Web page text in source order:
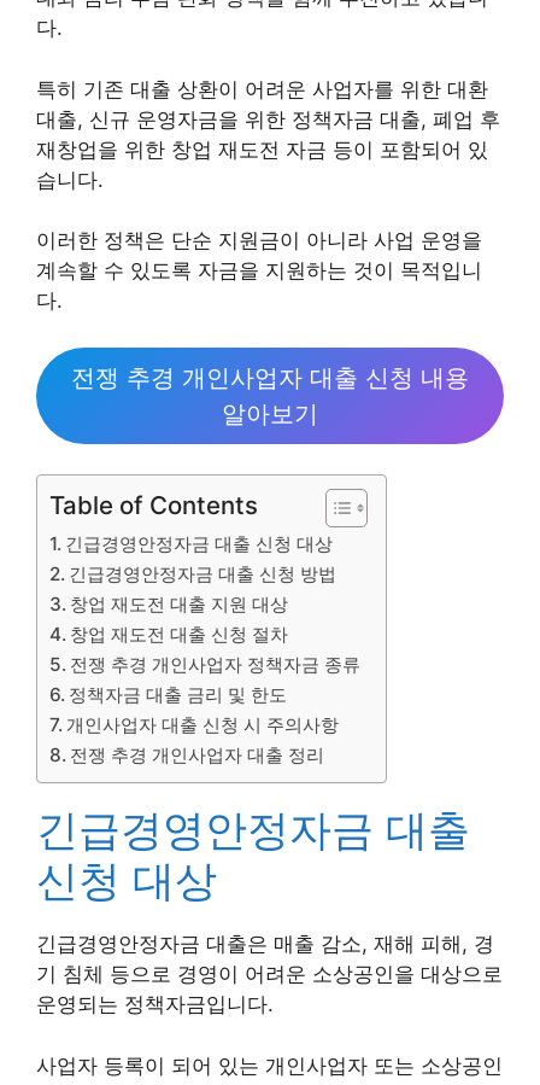
다.
특히 기존 대출 상환이 어려운 사업자를 위한 대환
대출, 신규 운영자금을 위한 정책자금 대출, 폐업 후
재창업을 위한 창업 재도전 자금 등이 포함되어 있
습니다.
이러한 정책은 단순 지원금이 아니라 사업 운영을
계속할 수 있도록 자금을 지원하는 것이 목적입니
다.
전쟁 추경 개인사업자 대출 신청 내용
알아보기
Table of Contents
긴급경영안정자금 대출 신청 대상
긴급경영안정자금 대출 신청 방법
창업 재도전 대출 지원 대상
창업 재도전 대출 신청 절차
전쟁 추경 개인사업자 정책자금 종류
정책자금 대출 금리 및 한도
개인사업자 대출 신청 시 주의사항
전쟁 추경 개인사업자 대출 정리
긴급경영안정자금 대출
신청 대상
긴급경영안정자금 대출은 매출 감소, 재해 피해, 경
기 침체 등으로 경영이 어려운 소상공인을 대상으로
운영되는 정책자금입니다.
사업자 등록이 되어 있는 개인사업자 또는 소상공인